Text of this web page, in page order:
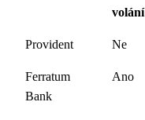
volání
Provident Ne
Ferratum
Bank
Ano